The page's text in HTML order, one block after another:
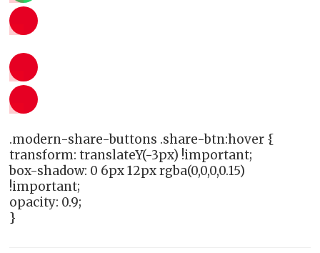
.modern-share-buttons .share-btn:hover {
transform: translateY(-3px) !important;
box-shadow: 0 6px 12px rgba(0,0,0,0.15)
!important;
opacity: 0.9;
}